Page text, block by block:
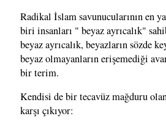
Radikal İslam savunucularının en
biri insanları " beyaz ayrıcalık"
beyaz ayrıcalık, beyazların sözde
beyaz olmayanların erişemediği
bir terim.
Kendisi de bir tecavüz mağduru
karşı çıkıyor: